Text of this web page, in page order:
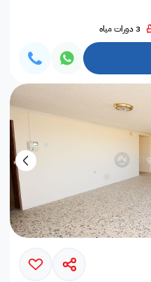
3 دورات مياه